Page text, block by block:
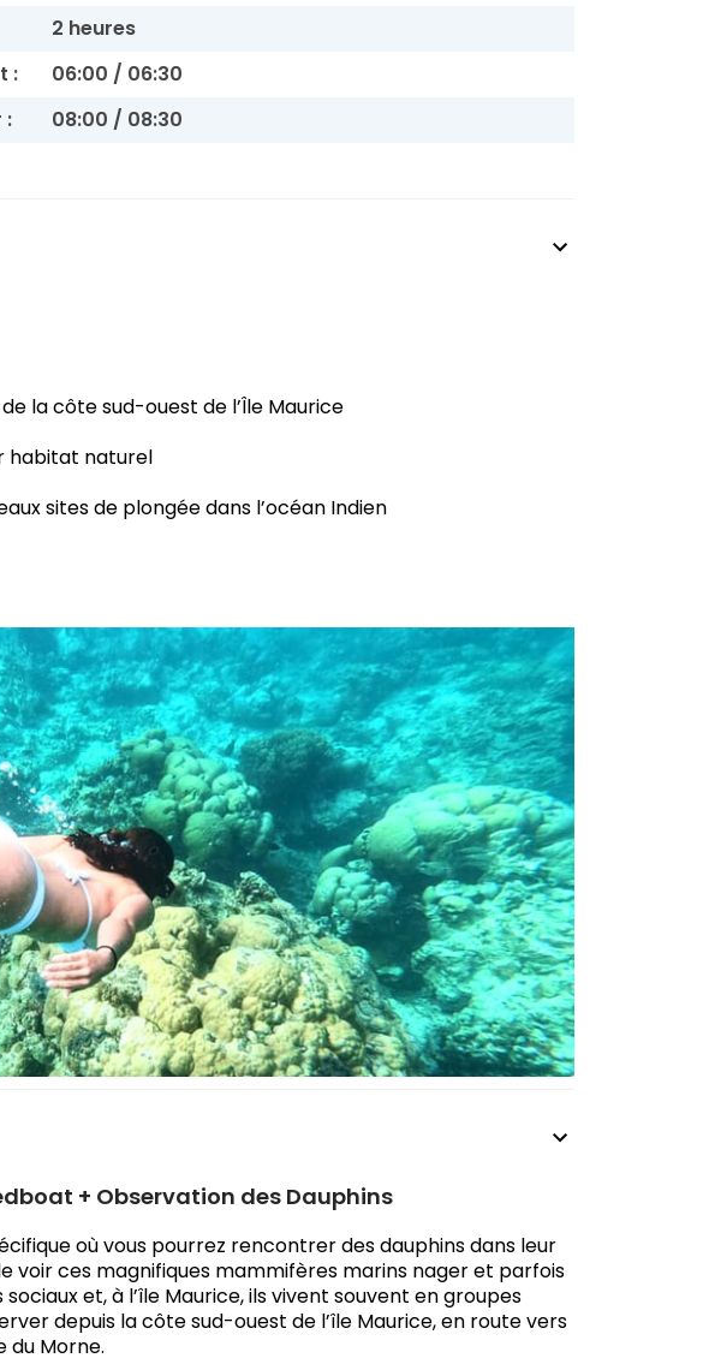
2 heures
:
06:00 / 06:30
:
08:00 / 08:30
la côte sud-ouest de l’Île Maurice
habitat naturel
sites de plongée dans l’océan Indien
+ Observation des Dauphins
où vous pourrez rencontrer des dauphins dans leur
voir ces magnifiques mammifères marins nager et parfois
et, à l’île Maurice, ils vivent souvent en groupes
depuis la côte sud-ouest de l’île Maurice, en route vers
du Morne.